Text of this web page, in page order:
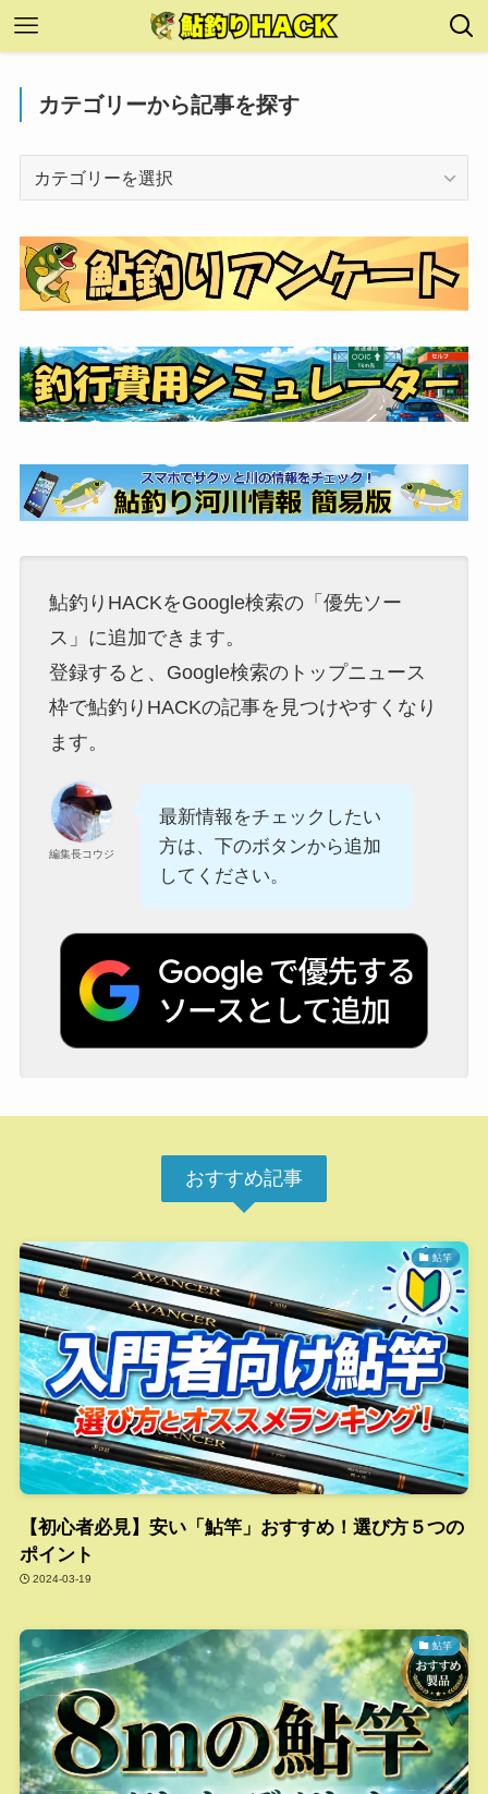
カテゴリーから記事を探す
リ
ー
記
事
を
す
鮎釣りHACKをGoogle検索の「優先ソー
ス」に追加できます。
登録すると、Google検索のトップニュース
枠で鮎釣りHACKの記事を見つけやすくなり
ます。
編集長コウジ
最新情報をチェックしたい
方は、下のボタンから追加
してください。
おすすめ記事
鮎竿
【初心者必見】安い「鮎竿」おすすめ！選び方５つの
ポイント
2024-03-19
鮎竿